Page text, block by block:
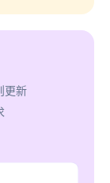
更新